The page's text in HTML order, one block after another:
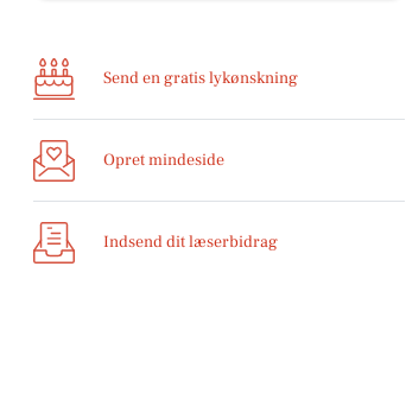
Send en gratis lykønskning
Opret mindeside
Indsend dit læserbidrag